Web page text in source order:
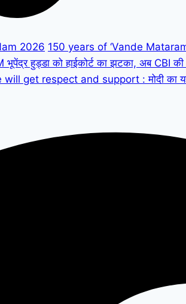
2026 150 years of ‘Vande Mataram’
हुड्डा को हाईकोर्ट का झटका, अब CBI की
get respect and support : मोदी का यह